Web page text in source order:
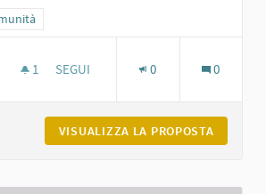
categoria: I luoghi della comunità
1 1 SOSTENITORI
SEGUI 0 0
VISUALIZZA LA PROPOSTA